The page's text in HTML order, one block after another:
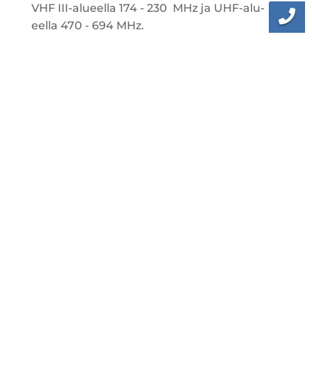
VHFIII-alu­eel­la 174 - 230 MHz ja UHF-alu­
eel­la 470 - 694 MHz.